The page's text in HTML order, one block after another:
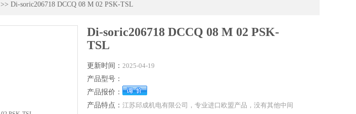
>> Di-soric206718 DCCQ 08 M 02 PSK-TSL
Di-soric206718 DCCQ 08 M 02 PSK-
TSL
更新时间： 2025-04-19
产品型号：
产品报价：
产品特点： 江苏邱成机电有限公司，专业进口欧盟产品，没有其他中间